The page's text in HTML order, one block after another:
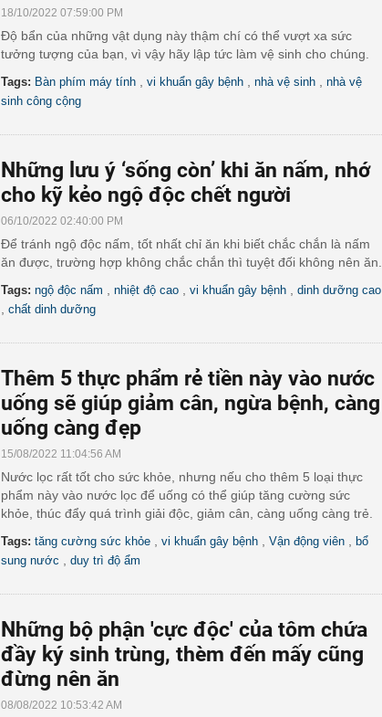
18/10/2022 07:59:00 PM
Độ bẩn của những vật dụng này thậm chí có thể vượt xa sức
tưởng tượng của bạn, vì vậy hãy lập tức làm vệ sinh cho chúng.
Tags: Bàn phím máy tính vi khuẩn gây bệnh nhà vệ sinh
nhà vệ
sinh công cộng
Những lưu ý ‘sống còn’ khi ăn nấm, nhớ
cho kỹ kẻo ngộ độc chết người
06/10/2022 02:40:00 PM
Để tránh ngộ độc nấm, tốt nhất chỉ ăn khi biết chắc chắn là nấm
ăn được, trường hợp không chắc chắn thì tuyệt đối không nên ăn.
Tags: ngộ độc nấm nhiệt độ cao vi khuẩn gây bệnh dinh dưỡng cao
chất dinh dưỡng
Thêm 5 thực phẩm rẻ tiền này vào nước
uống sẽ giúp giảm cân, ngừa bệnh, càng
uống càng đẹp
15/08/2022 11:04:56 AM
Nước lọc rất tốt cho sức khỏe, nhưng nếu cho thêm 5 loại thực
phẩm này vào nước lọc để uống có thể giúp tăng cường sức
khỏe, thúc đẩy quá trình giải độc, giảm cân, càng uống càng trẻ.
Tags: tăng cường sức khỏe vi khuẩn gây bệnh Vận động viên
bổ
sung nước
duy trì độ ẩm
Những bộ phận 'cực độc' của tôm chứa
đầy ký sinh trùng, thèm đến mấy cũng
đừng nên ăn
08/08/2022 10:53:42 AM